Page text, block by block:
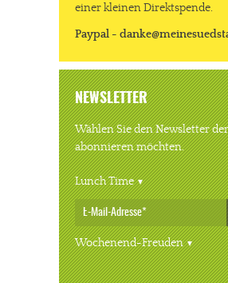
einer kleinen Direktspende.
Paypal -
NEWSLETTER
Wählen Sie den Newsletter
abonnieren möchten.
Lunch Time
Wochenend-Freuden